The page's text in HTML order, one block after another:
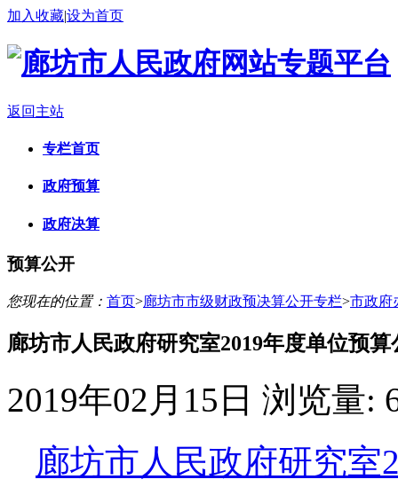
加入收藏|设为首页
返回主站
专栏首页
政府预算
政府决算
预算公开
您现在的位置： 首页>廊坊市市级财政预决算公开专栏>市政府
廊坊市人民政府研究室2019年度单位预算
2019年02月15日 浏览量:
廊坊市人民政府研究室